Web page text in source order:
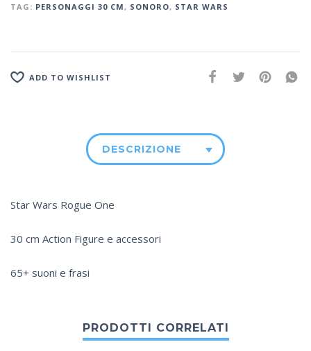
TAG: PERSONAGGI 30 CM , SONORO, STAR WARS
ADD TO WISHLIST
DESCRIZIONE
Star Wars Rogue One
30 cm Action Figure e accessori
65+ suoni e frasi
PRODOTTI CORRELATI